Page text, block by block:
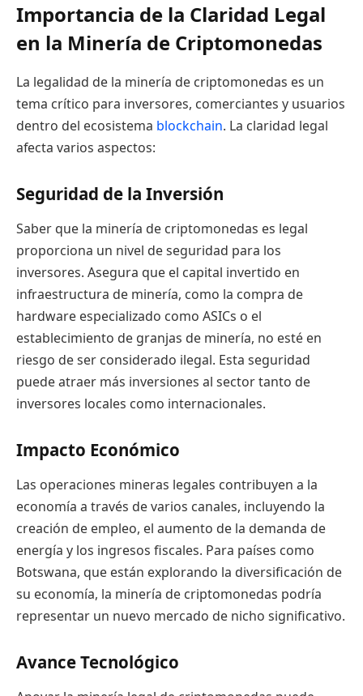
Importancia de la Claridad Legal
en la Minería de Criptomonedas
La legalidad de la minería de criptomonedas es un
tema crítico para inversores, comerciantes y usuarios
dentro del ecosistema blockchain. La claridad legal
afecta varios aspectos:
Seguridad de la Inversión
Saber que la minería de criptomonedas es legal
proporciona un nivel de seguridad para los
inversores. Asegura que el capital invertido en
infraestructura de minería, como la compra de
hardware especializado como ASICs o el
establecimiento de granjas de minería, no esté en
riesgo de ser considerado ilegal. Esta seguridad
puede atraer más inversiones al sector tanto de
inversores locales como internacionales.
Impacto Económico
Las operaciones mineras legales contribuyen a la
economía a través de varios canales, incluyendo la
creación de empleo, el aumento de la demanda de
energía y los ingresos fiscales. Para países como
Botswana, que están explorando la diversificación de
su economía, la minería de criptomonedas podría
representar un nuevo mercado de nicho significativo.
Avance Tecnológico